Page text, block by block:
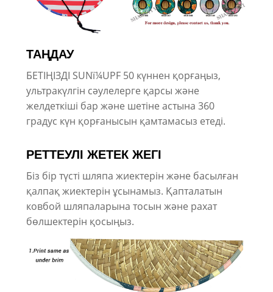
ТАҢДАУ
БЕТІҢІЗДІ SUNï¼UPF 50 күннен қорғаңыз,
ультракүлгін сәулелерге қарсы және
желдеткіші бар және шетіне астына 360
градус күн қорғанысын қамтамасыз етеді.
РЕТТЕУЛІ ЖЕТЕК ЖЕГІ
Біз бір түсті шляпа жиектерін және басылған
қалпақ жиектерін ұсынамыз. Қапталатын
ковбой шляпаларына тосын және рахат
бөлшектерін қосыңыз.